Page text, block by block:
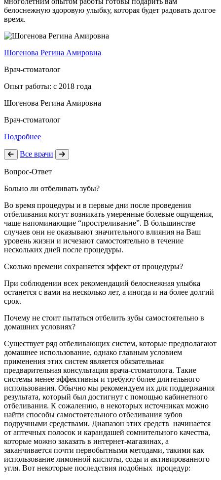
белоснежную здоровую улыбку, которая будет радовать долгое
время.
Шогенова Регина Амировна
Врач-стоматолог
Опыт работы: с 2018 года
Шогенова Регина Амировна
Врач-стоматолог
Подробнее
Все врачи
Вопрос-Ответ
Больно ли отбеливать зубы?
Во время процедуры и в первые дни после проведения
отбеливания могут возникать умеренные болевые ощущения,
чаще напоминающие “простреливание”. В большинстве
случаев они не оказывают значительного влияния на Ваш
уровень жизни и исчезают самостоятельно в течение
нескольких дней после процедуры.
Сколько времени сохраняется эффект от процедуры?
При соблюдении всех рекомендаций белоснежная улыбка
останется с вами на несколько лет, а иногда и на более долгий
срок.
Почему не стоит пытаться отбелить зубы самостоятельно в
домашних условиях?
Существует ряд отбеливающих систем, которые предполагают
домашнее использование, однако главным условием
применения этих систем является обязательная
предварительная консультация врача-стоматолога. Такие
системы менее эффективны и требуют более длительного
использования. Обычно мы рекомендуем их для поддержания
результата, который был достигнут с помощью кабинетного
отбеливания. К сожалению, в некоторых источниках можно
найти способы самостоятельного отбеливания зубов
подручными средствами. Диапазон этих средств начинается
от аптечных полосок и карандашей сомнительного качества,
которые можно заказать в интернет-магазинах, а
заканчивается почти первобытными методами, такими как
использование лимонной кислоты, соды и активированного
угля. Вот некоторые последствия подобных процедур: